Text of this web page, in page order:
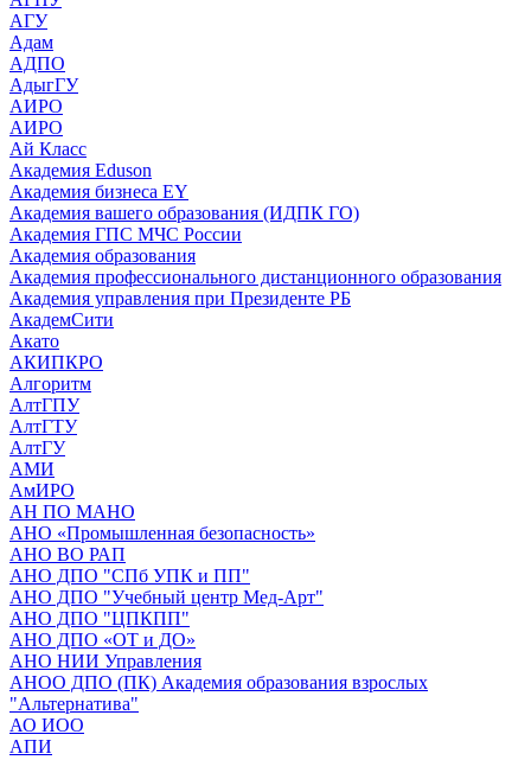
АГУ
Адам
АДПО
АдыгГУ
АИРО
АИРО
Ай Класс
Академия Eduson
Академия бизнеса EY
Академия вашего образования (ИДПК ГО)
Академия ГПС МЧС России
Академия образования
Академия профессионального дистанционного образования
Академия управления при Президенте РБ
АкадемСити
Акато
АКИПКРО
Алгоритм
АлтГПУ
АлтГТУ
АлтГУ
АМИ
АмИРО
АН ПО МАНО
АНО «Промышленная безопасность»
АНО ВО РАП
АНО ДПО "СПб УПК и ПП"
АНО ДПО "Учебный центр Мед-Арт"
АНО ДПО "ЦПКПП"
АНО ДПО «ОТ и ДО»
АНО НИИ Управления
АНОО ДПО (ПК) Академия образования взрослых
"Альтернатива"
АО ИОО
АПИ